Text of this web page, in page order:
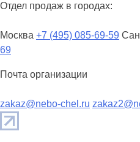
Отдел продаж в городах:
Москва +7 (495) 085-69-59
69
Почта организации
zakaz@nebo-chel.ru